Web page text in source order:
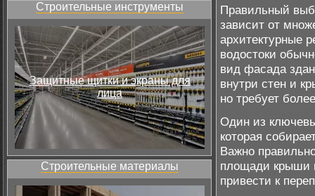
Строительные инструменты
Защитные щитки и экраны для
лица
Строительные материалы
Правильный
зависит от
архитектурные
водостоки
вид фасада
внутри стен и
но требует
Один из
которая
Важно
площади крыши
привести к